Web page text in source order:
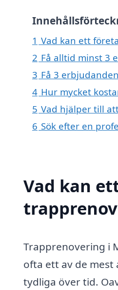
1 Vad kan ett
2 Få alltid minst 3
3 Få 3
4 Hur mycket
5 Vad hjälper till
6 Sök efter en
Vad kan
Trapprenovering i
ofta ett av de mest
tydliga över tid.